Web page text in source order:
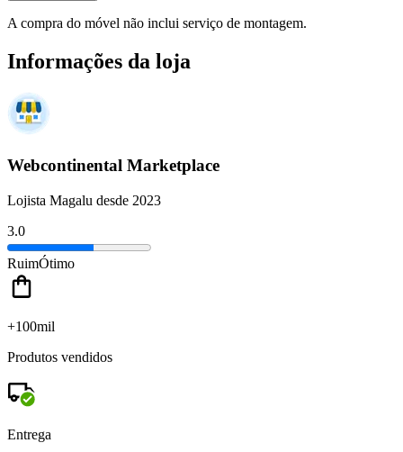
A compra do móvel não inclui serviço de montagem.
Informações da loja
Webcontinental Marketplace
Lojista Magalu desde 2023
3.0
RuimÓtimo
+100mil
Produtos vendidos
Entrega